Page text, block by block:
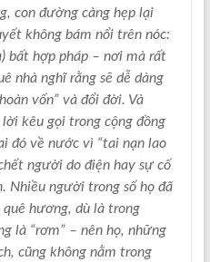
con đường càng hẹp lại
không bám nổi trên nóc:
bất hợp pháp – nơi mà rất
nhà nghĩ rằng sẽ dễ dàng
vốn” và đổi đời. Và
kêu gọi trong cộng đồng
đó về nước vì “tai nạn lao
người do điện hay sự cố
Nhiều người trong số họ đã
hương, dù là trong
là “rơm” – nên họ, những
cũng không nằm trong